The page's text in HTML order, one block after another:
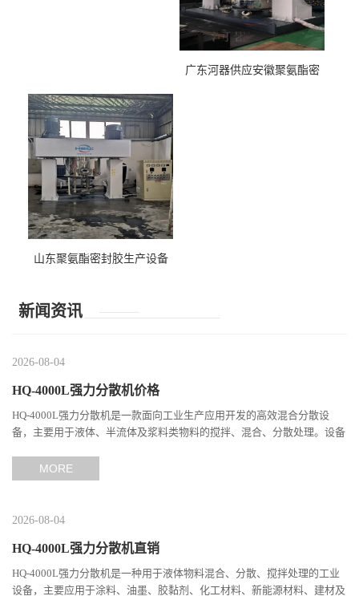
广东河器供应安徽聚氨酯密
山东聚氨酯密封胶生产设备
新闻资讯
2026-08-04
HQ-4000L强力分散机价格
HQ-4000L强力分散机是一款面向工业生产应用开发的高效混合分散设
备，主要用于液体、半流体及浆料类物料的搅拌、混合、分散处理。设备
MORE
2026-08-04
HQ-4000L强力分散机直销
HQ-4000L强力分散机是一种用于液体物料混合、分散、搅拌处理的工业
设备，主要应用于涂料、油墨、胶黏剂、化工材料、新能源材料、建材及